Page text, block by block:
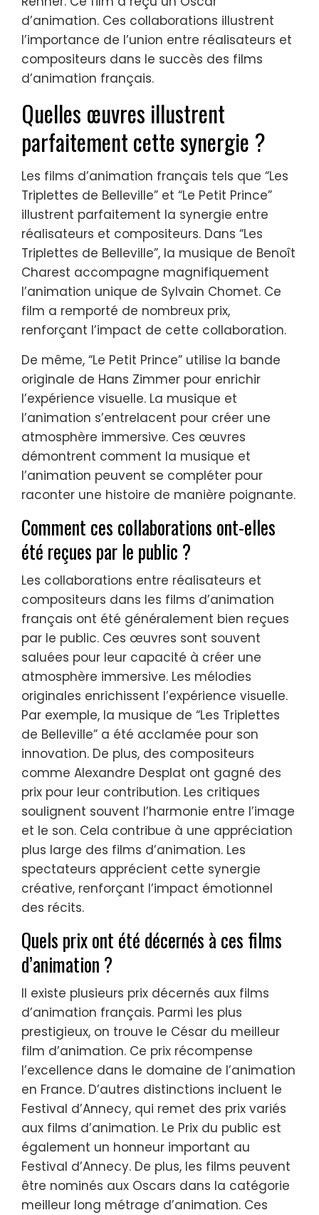
d’animation. Ces collaborations illustrent
l’importance de l’union entre réalisateurs et
compositeurs dans le succès des films
d’animation français.
Quelles œuvres illustrent
parfaitement cette synergie ?
Les films d’animation français tels que “Les
Triplettes de Belleville” et “Le Petit Prince”
illustrent parfaitement la synergie entre
réalisateurs et compositeurs. Dans “Les
Triplettes de Belleville”, la musique de Benoît
Charest accompagne magnifiquement
l’animation unique de Sylvain Chomet. Ce
film a remporté de nombreux prix,
renforçant l’impact de cette collaboration.
De même, “Le Petit Prince” utilise la bande
originale de Hans Zimmer pour enrichir
l’expérience visuelle. La musique et
l’animation s’entrelacent pour créer une
atmosphère immersive. Ces œuvres
démontrent comment la musique et
l’animation peuvent se compléter pour
raconter une histoire de manière poignante.
Comment ces collaborations ont-elles
été reçues par le public ?
Les collaborations entre réalisateurs et
compositeurs dans les films d’animation
français ont été généralement bien reçues
par le public. Ces œuvres sont souvent
saluées pour leur capacité à créer une
atmosphère immersive. Les mélodies
originales enrichissent l’expérience visuelle.
Par exemple, la musique de “Les Triplettes
de Belleville” a été acclamée pour son
innovation. De plus, des compositeurs
comme Alexandre Desplat ont gagné des
prix pour leur contribution. Les critiques
soulignent souvent l’harmonie entre l’image
et le son. Cela contribue à une appréciation
plus large des films d’animation. Les
spectateurs apprécient cette synergie
créative, renforçant l’impact émotionnel
des récits.
Quels prix ont été décernés à ces films
d’animation ?
Il existe plusieurs prix décernés aux films
d’animation français. Parmi les plus
prestigieux, on trouve le César du meilleur
film d’animation. Ce prix récompense
l’excellence dans le domaine de l’animation
en France. D’autres distinctions incluent le
Festival d’Annecy, qui remet des prix variés
aux films d’animation. Le Prix du public est
également un honneur important au
Festival d’Annecy. De plus, les films peuvent
être nominés aux Oscars dans la catégorie
meilleur long métrage d’animation. Ces